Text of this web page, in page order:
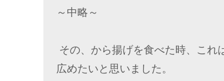
～中略～
その、から揚げを食べた時、これ
広めたいと思いました。